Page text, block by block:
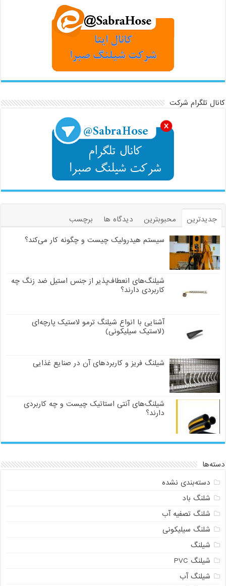
کانال تلگرام شرکت
جدیدترین محبوبترین دیدگاه ها
برچسب
سیستم هیدرولیک چیست و چگونه کار می‌کند؟
شیلنگ‌های انعطاف‌پذیر از جنس استیل ضد زنگ چه
کاربردی دارند؟
آشنایی با انواع شیلنگ ترمو لاستیک پارچه‌ای
(لاستیک سیلیکونی)
شیلنگ فریز و کاربردهای آن در صنایع غذایی
شیلنگ‌های آنتی استاتیک چیست و چه کاربردی
دارند؟
دسته‌ها
دسته‌بندی نشده
شلنگ باد
شلنگ تصفیه آب
شلنگ سیلیکونی
شیلنگ
شیلنگ PVC
شیلنگ آب